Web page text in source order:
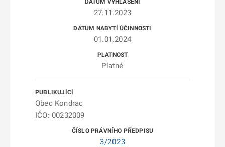
27.11.2023
01.01.2024
Platné
Obec Kondrac
IČO: 00232009
3/2023